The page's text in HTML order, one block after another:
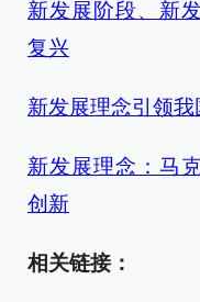
新发展阶段、新
复兴
新发展理念引领
新发展理念：马
创新
相关链接：